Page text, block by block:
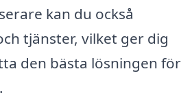
kan du också
tjänster, vilket ger dig
den bästa lösningen för